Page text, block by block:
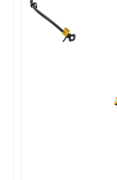
車頂帳與週邊